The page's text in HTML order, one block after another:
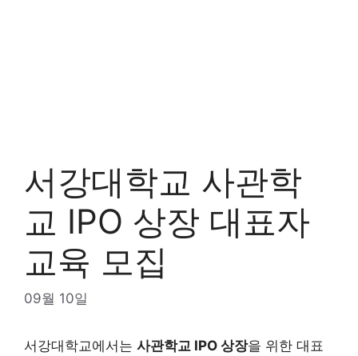
서강대학교 사관학
교 IPO 상장 대표자
교육 모집
09월 10일
서강대학교에서는 사관학교 IPO 상장을 위한 대표